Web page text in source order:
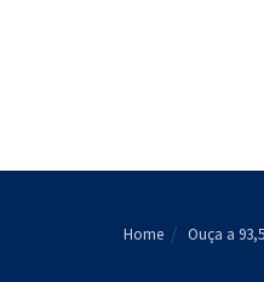
Home Ouça a